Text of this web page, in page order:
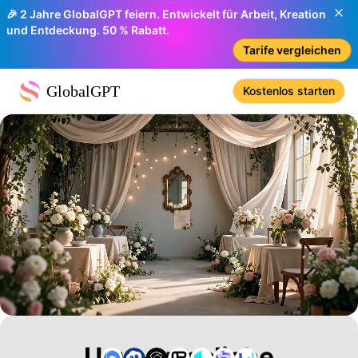
🎉 2 Jahre GlobalGPT feiern. Entwickelt für Arbeit, Kreation
und Entdeckung. 50 % Rabatt.
Tarife vergleichen
GlobalGPT Kostenlos starten